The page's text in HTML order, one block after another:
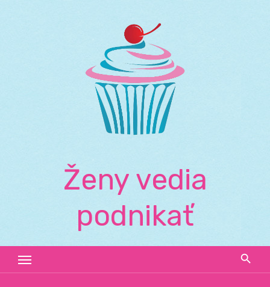
Ženy vedia
podnikať